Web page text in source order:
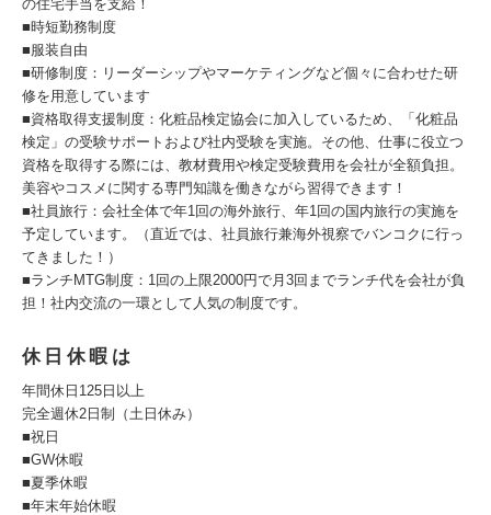
の住宅手当を支給！
■時短勤務制度
■服装自由
■研修制度：リーダーシップやマーケティングなど個々に合わせた研
修を用意しています
■資格取得支援制度：化粧品検定協会に加入しているため、「化粧品
検定」の受験サポートおよび社内受験を実施。その他、仕事に役立つ
資格を取得する際には、教材費用や検定受験費用を会社が全額負担。
美容やコスメに関する専門知識を働きながら習得できます！
■社員旅行：会社全体で年1回の海外旅行、年1回の国内旅行の実施を
予定しています。（直近では、社員旅行兼海外視察でバンコクに行っ
てきました！）
■ランチMTG制度：1回の上限2000円で月3回までランチ代を会社が負
担！社内交流の一環として人気の制度です。
休日休暇は
年間休日125日以上
完全週休2日制（土日休み）
■祝日
■GW休暇
■夏季休暇
■年末年始休暇